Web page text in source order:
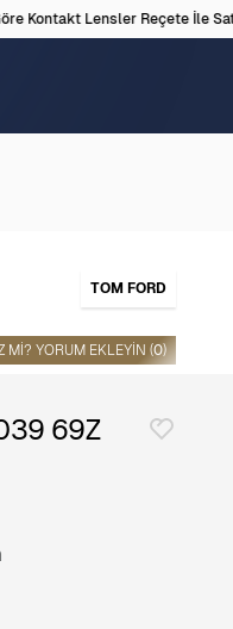
Lensler Reçete İle
MI? YORUM EKLEYIN (0)
TOM FORD
69Z